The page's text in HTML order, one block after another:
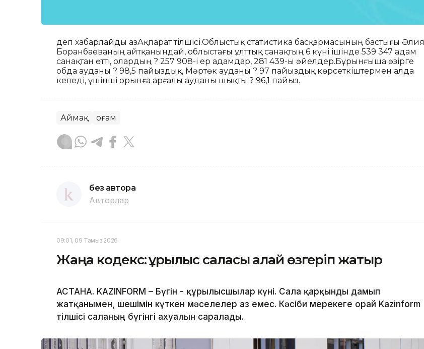
деп хабарлайды ҚазАқпарат тілшісі.Облыстық статистика басқармасының бастығы Әлия
Боранбаеваның айтқанындай, облыстағы ұлттық санақтың 6 күні ішінде 539 347 адам
санақтан өтті, олардың ? 257 908-і ер адамдар, 281 439-ы әйелдер.Бұрынғыша әзірге
Қобда ауданы ? 98,5 пайыздық, Мәртөк ауданы ? 97 пайыздық көрсеткіштермен алда
келеді, үшінші орынға Қарғалы ауданы шықты ? 96,1 пайыз.
Аймақ Қоғам
без автора
Авторлар
09:01, 09 Тамыз 2026
Жаңа кодекс: құрылыс саласы қалай өзгеріп жатыр
АСТАНА. KAZINFORM – Бүгін - құрылысшылар күні. Сала қарқынды дамып
жатқанымен, шешімін күткен мәселелер аз емес. Кәсіби мерекеге орай Kazinform
тілшісі саланың бүгінгі ахуалын саралады.